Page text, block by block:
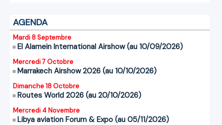
AGENDA
Mardi 8 Septembre
El Alamein International Airshow (au 10/09/2026)
Mercredi 7 Octobre
Marrakech Airshow 2026 (au 10/10/2026)
Dimanche 18 Octobre
Routes World 2026 (au 20/10/2026)
Mercredi 4 Novembre
Libya aviation Forum & Expo (au 05/11/2026)